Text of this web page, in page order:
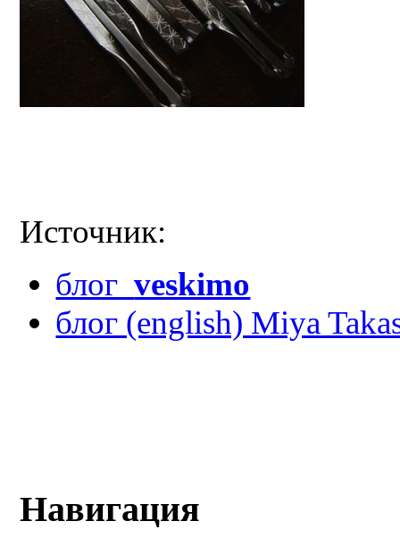
Источник:
блогveskimo
блог (english) Miya
Навигация